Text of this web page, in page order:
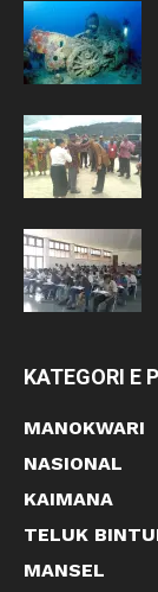
KATEGORI E
MANOKWARI
NASIONAL
KAIMANA
TELUK
MANSEL